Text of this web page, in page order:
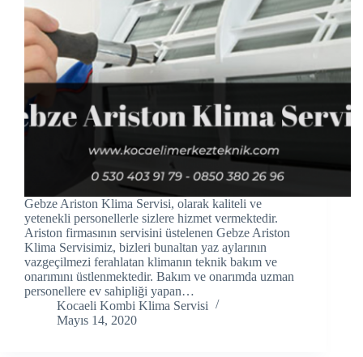
panel
panel
panel
Panel
panel
panel
panel
Panel
Gebze Ariston Klima Servisi, olarak kaliteli ve
yetenekli personellerle sizlere hizmet vermektedir.
Ariston firmasının servisini üstelenen Gebze Ariston
Klima Servisimiz, bizleri bunaltan yaz aylarının
vazgeçilmezi ferahlatan klimanın teknik bakım ve
onarımını üstlenmektedir. Bakım ve onarımda uzman
personellere ev sahipliği yapan…
Kocaeli Kombi Klima Servisi
Mayıs 14, 2020